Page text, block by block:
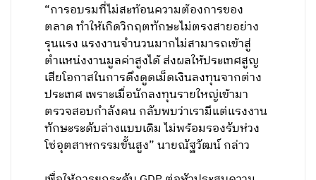
“การอบรมที่ไม่สะท้อนความต้องการของ
ตลาด ทำให้เกิดวิกฤตทักษะไม่ตรงสายอย่าง
รุนแรง แรงงานจำนวนมากไม่สามารถเข้าสู่
ตำแหน่งงานมูลค่าสูงได้ ส่งผลให้ประเทศสูญ
เสียโอกาสในการดึงดูดเม็ดเงินลงทุนจากต่าง
ประเทศ เพราะเมื่อนักลงทุนรายใหญ่เข้ามา
ตรวจสอบกำลังคน กลับพบว่าเรามีแต่แรงงาน
ทักษะระดับล่างแบบเดิม ไม่พร้อมรองรับห่วง
โซ่อุตสาหกรรมขั้นสูง” นายณัฐวัฒน์ กล่าว